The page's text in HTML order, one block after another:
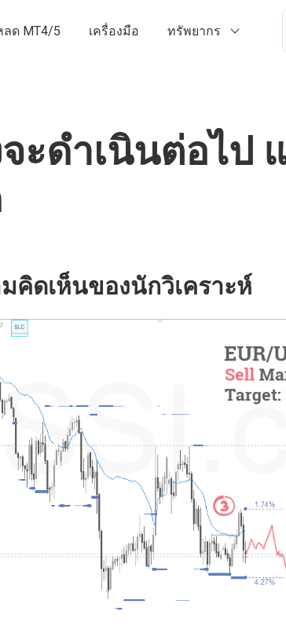
ด MT4/5 เครื่องมือ ทรัพยากร
ะดำเนินต่อไป
คิดเห็นของนักวิเคราะห์